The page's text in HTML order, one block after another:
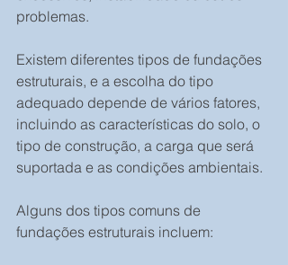
problemas.
Existem diferentes tipos de fundações
estruturais, e a escolha do tipo
adequado depende de vários fatores,
incluindo as características do solo, o
tipo de construção, a carga que será
suportada e as condições ambientais.
Alguns dos tipos comuns de
fundações estruturais incluem: